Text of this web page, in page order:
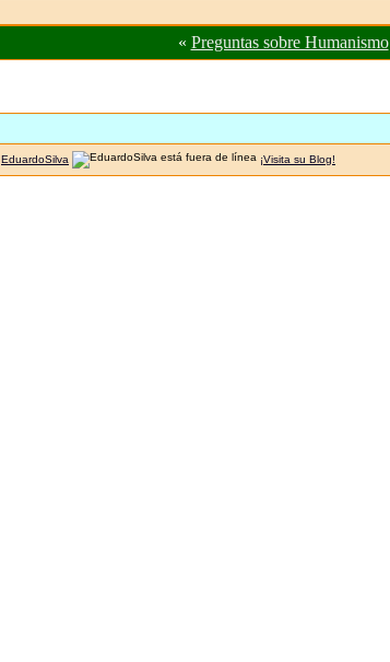
« Preguntas sobre Humanismo
EduardoSilva ¡Visita su Blog!